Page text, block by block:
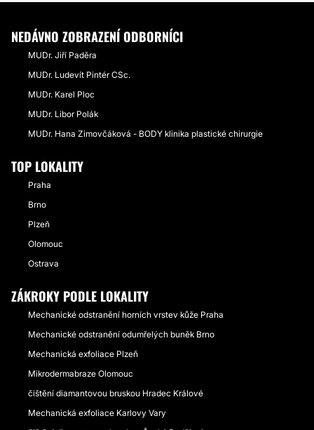
NEDÁVNO ZOBRAZENÍ ODBORNÍCI
MUDr. Jiří Paděra
MUDr. Ludevít Pintér CSc.
MUDr. Karel Ploc
MUDr. Libor Polák
MUDr. Hana Zimovčáková - BODY klinika plastické chirurgie
TOP LOKALITY
Praha
Brno
Plzeň
Olomouc
Ostrava
ZÁKROKY PODLE LOKALITY
Mechanické odstranění horních vrstev kůže Praha
Mechanické odstranění odumřelých buněk Brno
Mechanická exfoliace Plzeň
Mikrodermabraze Olomouc
čištění diamantovou bruskou Hradec Králové
Mechanická exfoliace Karlovy Vary